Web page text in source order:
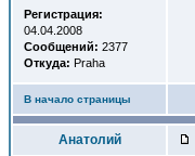
Регистрация:
04.04.2008
Сообщений: 2377
Откуда: Praha
В начало страницы
Анатолий